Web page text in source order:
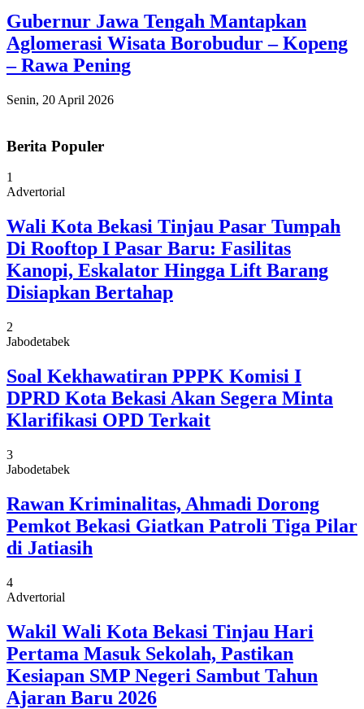
Gubernur Jawa Tengah Mantapkan
Aglomerasi Wisata Borobudur – Kopeng
– Rawa Pening
Senin, 20 April 2026
Berita Populer
1
Advertorial
Wali Kota Bekasi Tinjau Pasar Tumpah
Di Rooftop I Pasar Baru: Fasilitas
Kanopi, Eskalator Hingga Lift Barang
Disiapkan Bertahap
2
Jabodetabek
Soal Kekhawatiran PPPK Komisi I
DPRD Kota Bekasi Akan Segera Minta
Klarifikasi OPD Terkait
3
Jabodetabek
Rawan Kriminalitas, Ahmadi Dorong
Pemkot Bekasi Giatkan Patroli Tiga Pilar
di Jatiasih
4
Advertorial
Wakil Wali Kota Bekasi Tinjau Hari
Pertama Masuk Sekolah, Pastikan
Kesiapan SMP Negeri Sambut Tahun
Ajaran Baru 2026